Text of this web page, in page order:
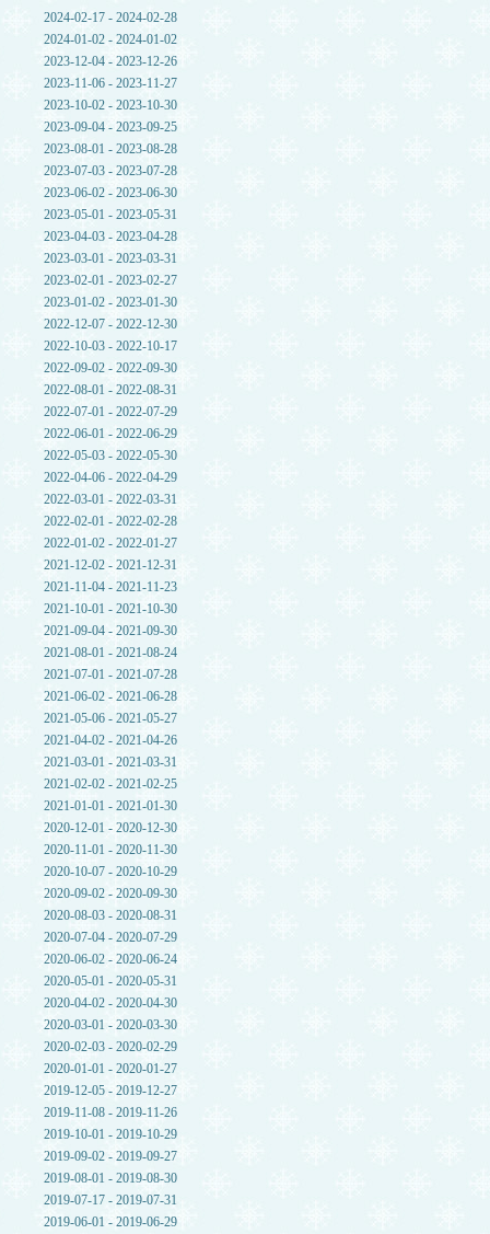
2024-02-17 - 2024-02-28
2024-01-02 - 2024-01-02
2023-12-04 - 2023-12-26
2023-11-06 - 2023-11-27
2023-10-02 - 2023-10-30
2023-09-04 - 2023-09-25
2023-08-01 - 2023-08-28
2023-07-03 - 2023-07-28
2023-06-02 - 2023-06-30
2023-05-01 - 2023-05-31
2023-04-03 - 2023-04-28
2023-03-01 - 2023-03-31
2023-02-01 - 2023-02-27
2023-01-02 - 2023-01-30
2022-12-07 - 2022-12-30
2022-10-03 - 2022-10-17
2022-09-02 - 2022-09-30
2022-08-01 - 2022-08-31
2022-07-01 - 2022-07-29
2022-06-01 - 2022-06-29
2022-05-03 - 2022-05-30
2022-04-06 - 2022-04-29
2022-03-01 - 2022-03-31
2022-02-01 - 2022-02-28
2022-01-02 - 2022-01-27
2021-12-02 - 2021-12-31
2021-11-04 - 2021-11-23
2021-10-01 - 2021-10-30
2021-09-04 - 2021-09-30
2021-08-01 - 2021-08-24
2021-07-01 - 2021-07-28
2021-06-02 - 2021-06-28
2021-05-06 - 2021-05-27
2021-04-02 - 2021-04-26
2021-03-01 - 2021-03-31
2021-02-02 - 2021-02-25
2021-01-01 - 2021-01-30
2020-12-01 - 2020-12-30
2020-11-01 - 2020-11-30
2020-10-07 - 2020-10-29
2020-09-02 - 2020-09-30
2020-08-03 - 2020-08-31
2020-07-04 - 2020-07-29
2020-06-02 - 2020-06-24
2020-05-01 - 2020-05-31
2020-04-02 - 2020-04-30
2020-03-01 - 2020-03-30
2020-02-03 - 2020-02-29
2020-01-01 - 2020-01-27
2019-12-05 - 2019-12-27
2019-11-08 - 2019-11-26
2019-10-01 - 2019-10-29
2019-09-02 - 2019-09-27
2019-08-01 - 2019-08-30
2019-07-17 - 2019-07-31
2019-06-01 - 2019-06-29